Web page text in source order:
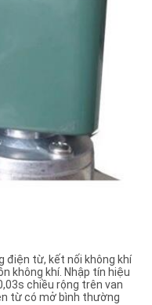
điện từ, kết nối không khí
không khí. Nhập tín hiệu
chiều rộng trên van
từ có mở bình thường